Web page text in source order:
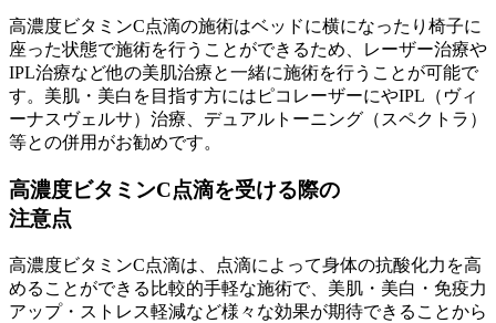
高濃度ビタミンC点滴の施術はベッドに横になったり椅子に
座った状態で施術を行うことができるため、レーザー治療や
IPL治療など他の美肌治療と一緒に施術を行うことが可能で
す。美肌・美白を目指す方にはピコレーザーにやIPL（ヴィ
ーナスヴェルサ）治療、デュアルトーニング（スペクトラ）
等との併用がお勧めです。
高濃度ビタミンC点滴を受ける際の
注意点
高濃度ビタミンC点滴は、点滴によって身体の抗酸化力を高
めることができる比較的手軽な施術で、美肌・美白・免疫力
アップ・ストレス軽減など様々な効果が期待できることから